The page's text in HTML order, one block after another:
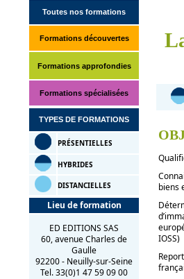
Toutes nos formations
Formations découvertes
Formations approfondies
Formations spécialisées
TYPES DE FORMATIONS
PRÉSENTIELLES
HYBRIDES
DISTANCIELLES
Lieu de formation
ED EDITIONS SAS
60, avenue Charles de
Gaulle
92200 - Neuilly-sur-Seine
Tel. 33(0)1 47 59 09 00
biens
IOSS)